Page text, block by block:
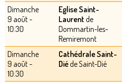
Dimanche
9 août -
10:30
Eglise Saint-
Laurent de
Dommartin-les-
Remiremont
Dimanche
9 août -
10:30
Cathédrale Saint-
Diéde Saint-Dié